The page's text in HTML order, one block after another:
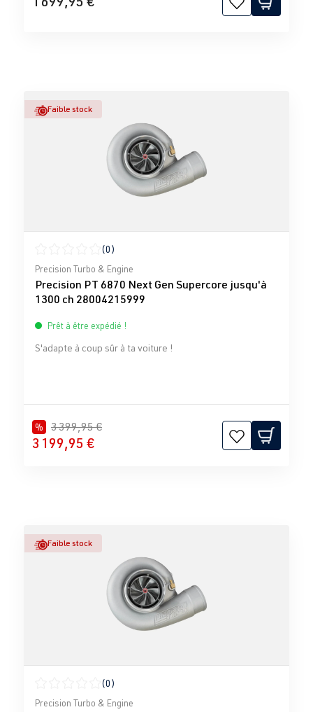
Faible stock
Note moyenne de 0 sur 5 étoiles
(0)
Precision Turbo & Engine
Precision PT 6870 Next Gen Supercore jusqu'à
1300 ch 28004215999
Prêt à être expédié !
S'adapte à coup sûr à ta voiture !
% 3 399,95 €
3 199,95 €
Faible stock
Note moyenne de 0 sur 5 étoiles
(0)
Precision Turbo & Engine